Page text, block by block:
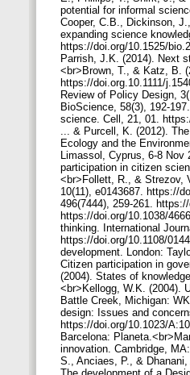
potential for informal
Cooper, C.B., Dickinson,
expanding science
https://doi.org/10.1525/
Parrish, J.K. (2014). Next
<br>Brown, T., & Katz, B.
https://doi.org.10.1111/
Review of Policy Design,
BioScience, 58(3), 192-
science. Cell, 21, 01.
... & Purcell, K. (2012).
Ecology and the
Limassol, Cyprus, 6-8
participation in citizen
<br>Follett, R., & Strezov,
10(11), e0143687. https://
496(7444), 259-261.
https://doi.org/10.1038/
thinking. International
https://doi.org/10.1108/
development. London:
Citizen participation in
(2004). States of
<br>Kellogg, W.K. (2004).
Battle Creek, Michigan:
design: Issues and
https://doi.org/10.1023/
Barcelona:
innovation. Cambridge,
S., Anciaes, P., &